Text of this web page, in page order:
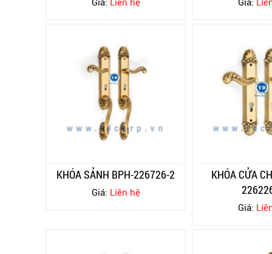
Giá: Liên hệ Giá:
KHÓA SẢNH BPH-226726-2
Giá: Liên hệ
KHÓA CỬA
Giá: